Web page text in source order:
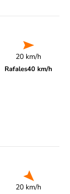
20 km/h
Rafales40 km/h
20 km/h